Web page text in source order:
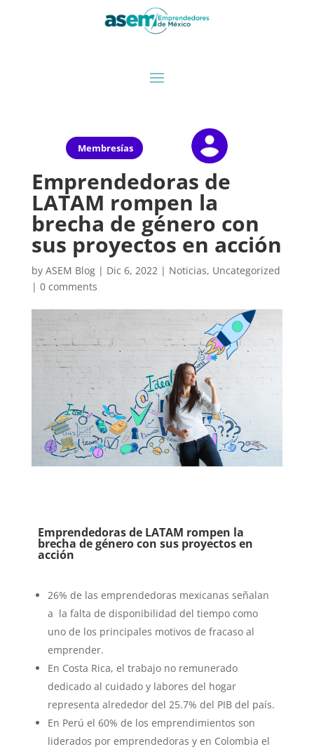
Membresías
Emprendedoras de
LATAM rompen la
brecha de género con
sus proyectos en acción
by ASEM Blog| Dic 6, 2022| Noticias, Uncategorized
| 0 comments
Emprendedoras de LATAM rompen la
brecha de género con sus proyectos en
acción
26% de las emprendedoras mexicanas señalan
a la falta de disponibilidad del tiempo como
uno de los principales motivos de fracaso al
emprender.
En Costa Rica, el trabajo no remunerado
dedicado al cuidado y labores del hogar
representa alrededor del 25.7% del PIB del país.
En Perú el 60% de los emprendimientos son
liderados por emprendedoras y en Colombia el